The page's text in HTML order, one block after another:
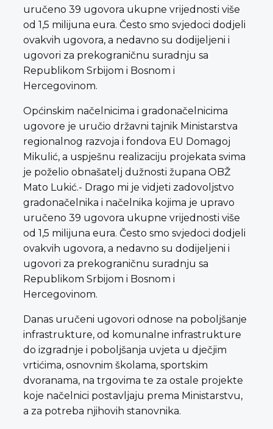
uručeno 39 ugovora ukupne vrijednosti više
od 1,5 milijuna eura. Često smo svjedoci dodjeli
ovakvih ugovora, a nedavno su dodijeljeni i
ugovori za prekograničnu suradnju sa
Republikom Srbijom i Bosnom i
Hercegovinom.
Općinskim načelnicima i gradonačelnicima
ugovore je uručio državni tajnik Ministarstva
regionalnog razvoja i fondova EU Domagoj
Mikulić, a uspješnu realizaciju projekata svima
je poželio obnašatelj dužnosti župana OBŽ
Mato Lukić.- Drago mi je vidjeti zadovoljstvo
gradonačelnika i načelnika kojima je upravo
uručeno 39 ugovora ukupne vrijednosti više
od 1,5 milijuna eura. Često smo svjedoci dodjeli
ovakvih ugovora, a nedavno su dodijeljeni i
ugovori za prekograničnu suradnju sa
Republikom Srbijom i Bosnom i
Hercegovinom.
Danas uručeni ugovori odnose na poboljšanje
infrastrukture, od komunalne infrastrukture
do izgradnje i poboljšanja uvjeta u dječjim
vrtićima, osnovnim školama, sportskim
dvoranama, na trgovima te za ostale projekte
koje načelnici postavljaju prema Ministarstvu,
a za potreba njihovih stanovnika.